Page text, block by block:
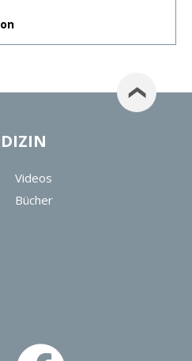
Videos
Bücher